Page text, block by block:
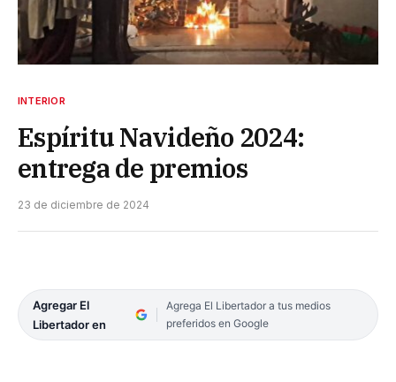
INTERIOR
Espíritu Navideño 2024:
entrega de premios
23 de diciembre de 2024
Agregar El
Libertador en
Agrega El Libertador a tus medios
preferidos en Google